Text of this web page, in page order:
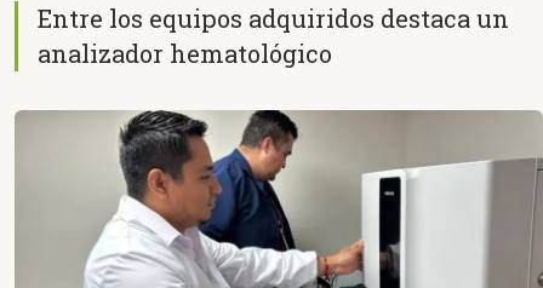
Entre los equipos adquiridos destaca un
analizador hematológico